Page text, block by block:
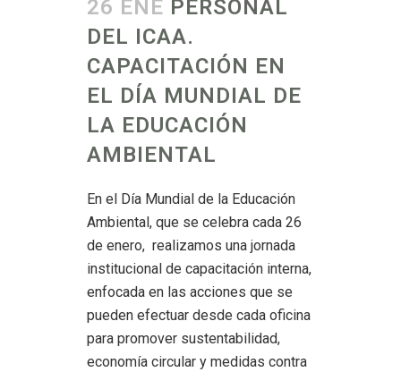
26 ENE PERSONAL
DEL ICAA.
CAPACITACIÓN EN
EL DÍA MUNDIAL DE
LA EDUCACIÓN
AMBIENTAL
En el Día Mundial de la Educación
Ambiental, que se celebra cada 26
de enero, realizamos una jornada
institucional de capacitación interna,
enfocada en las acciones que se
pueden efectuar desde cada oficina
para promover sustentabilidad,
economía circular y medidas contra